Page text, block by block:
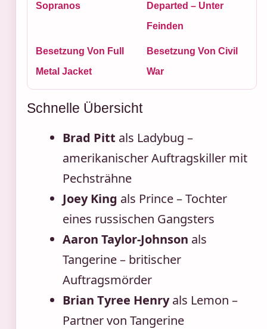
Sopranos
Departed – Unter
Feinden
Besetzung Von Full
Metal Jacket
Besetzung Von Civil
War
Schnelle Übersicht
Brad Pitt als Ladybug –
amerikanischer Auftragskiller mit
Pechsträhne
Joey King als Prince – Tochter
eines russischen Gangsters
Aaron Taylor-Johnson als
Tangerine – britischer
Auftragsmörder
Brian Tyree Henryals Lemon –
Partner von Tangerine